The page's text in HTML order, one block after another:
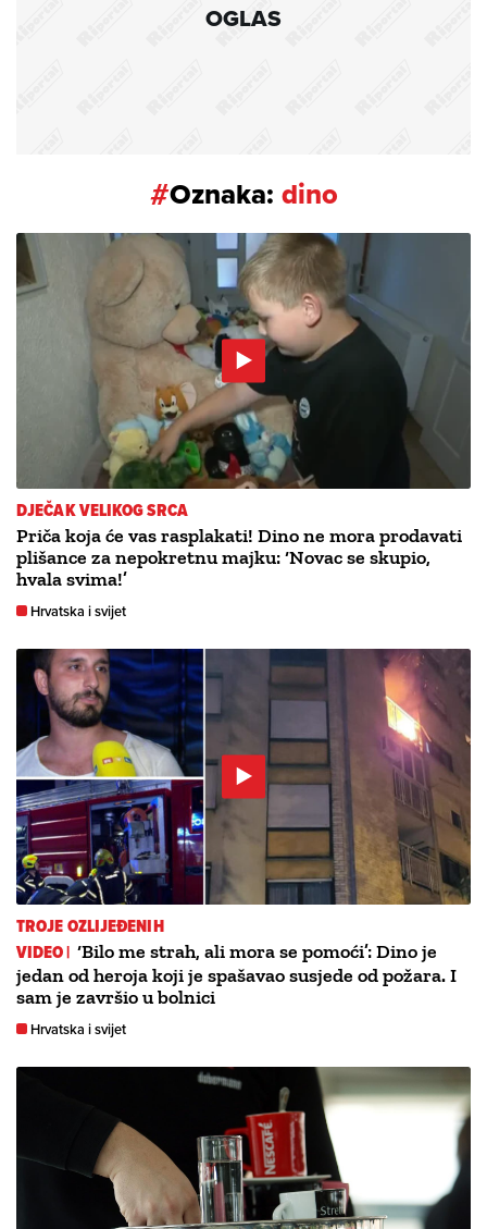
OGLAS
#Oznaka: dino
DJEČAK VELIKOG SRCA
Priča koja će vas rasplakati! Dino ne mora prodavati
plišance za nepokretnu majku: ‘Novac se skupio,
hvala svima!’
Hrvatska i svijet
TROJE OZLIJEĐENIH
VIDEO | ‘Bilo me strah, ali mora se pomoći’: Dino je
jedan od heroja koji je spašavao susjede od požara. I
sam je završio u bolnici
Hrvatska i svijet